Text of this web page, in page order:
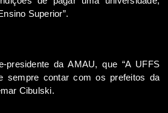
Superior”.
presidente da AMAU, que “A UFFS
sempre contar com os prefeitos da
Cibulski.